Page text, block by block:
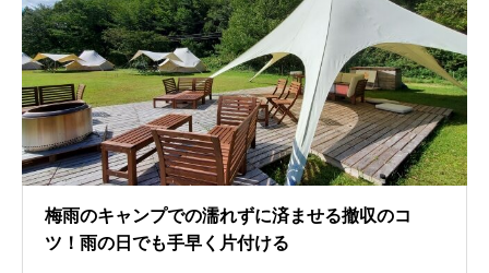
梅雨のキャンプでの濡れずに済ませる撤収のコ
ツ！雨の日でも手早く片付ける